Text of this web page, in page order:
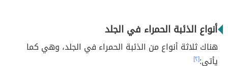
أنواع الذئبة الحمراء في الجلد
هناك ثلاثة أنواع من الذئبة الحمراء في الجلد، وهي كما
يأتي:[٢]